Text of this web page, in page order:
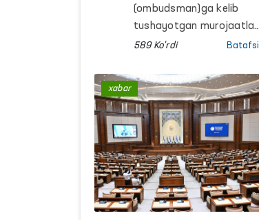
(ombudsman)ga kelib
tushayotgan murojaatlar
hududlarda joyiga
o‘rganilmoqda.
589 Ko'rdi Batafsil
xabar